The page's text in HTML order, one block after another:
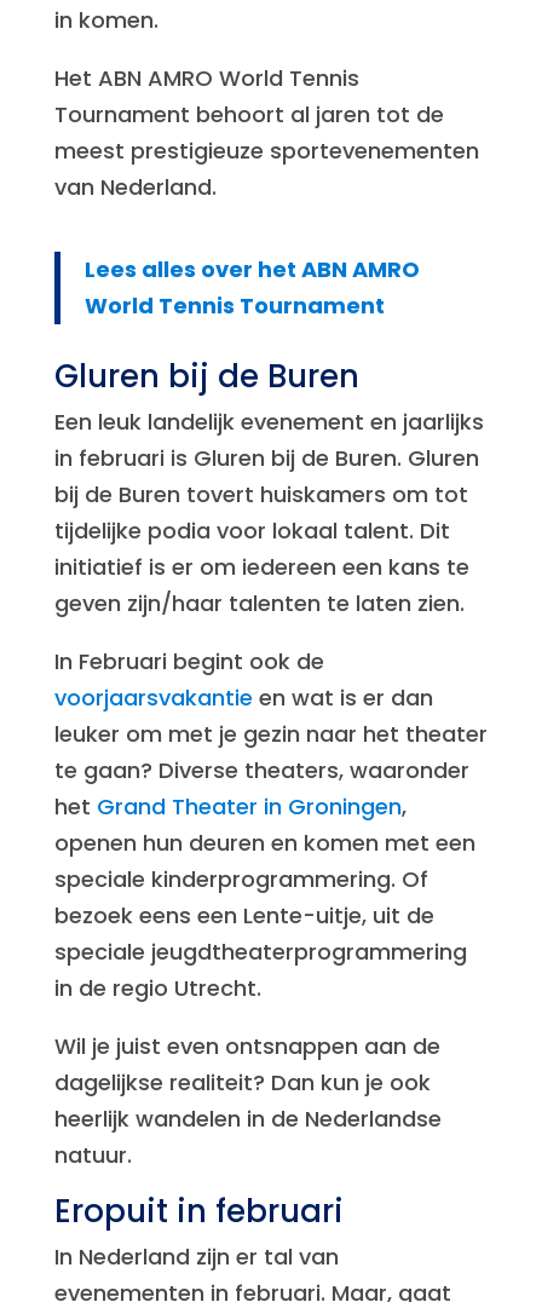
in komen.
Het ABN AMRO World Tennis
Tournament behoort al jaren tot de
meest prestigieuze sportevenementen
van Nederland.
Lees alles over het ABN AMRO
World Tennis Tournament
Gluren bij de Buren
Een leuk landelijk evenement en jaarlijks
in februari is Gluren bij de Buren. Gluren
bij de Buren tovert huiskamers om tot
tijdelijke podia voor lokaal talent. Dit
initiatief is er om iedereen een kans te
geven zijn/haar talenten te laten zien.
In Februari begint ook de
voorjaarsvakantie en wat is er dan
leuker om met je gezin naar het theater
te gaan? Diverse theaters, waaronder
het Grand Theater in Groningen,
openen hun deuren en komen met een
speciale kinderprogrammering. Of
bezoek eens een Lente-uitje, uit de
speciale jeugdtheaterprogrammering
in de regio Utrecht.
Wil je juist even ontsnappen aan de
dagelijkse realiteit? Dan kun je ook
heerlijk wandelen in de Nederlandse
natuur.
Eropuit in februari
In Nederland zijn er tal van
evenementen in februari. Maar, gaat